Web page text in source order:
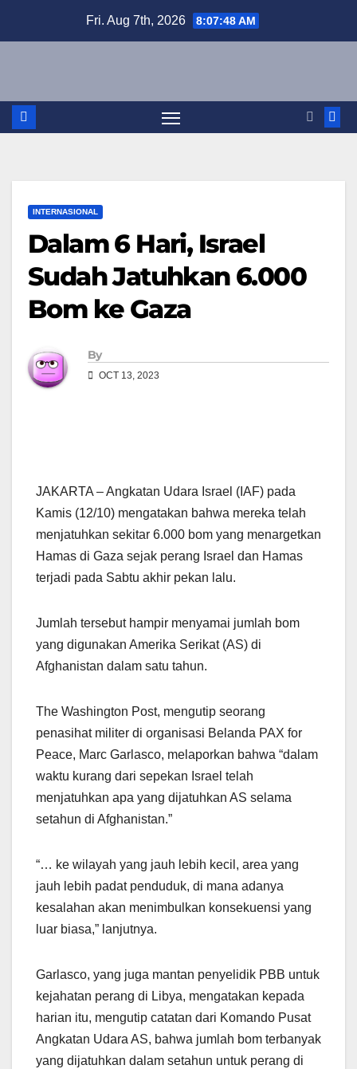
Fri. Aug 7th, 2026 8:07:49 AM
INTERNASIONAL
Dalam 6 Hari, Israel
Sudah Jatuhkan 6.000
Bom ke Gaza
By
OCT 13, 2023
JAKARTA – Angkatan Udara Israel (IAF) pada
Kamis (12/10) mengatakan bahwa mereka telah
menjatuhkan sekitar 6.000 bom yang menargetkan
Hamas di Gaza sejak perang Israel dan Hamas
terjadi pada Sabtu akhir pekan lalu.
Jumlah tersebut hampir menyamai jumlah bom
yang digunakan Amerika Serikat (AS) di
Afghanistan dalam satu tahun.
The Washington Post, mengutip seorang
penasihat militer di organisasi Belanda PAX for
Peace, Marc Garlasco, melaporkan bahwa “dalam
waktu kurang dari sepekan Israel telah
menjatuhkan apa yang dijatuhkan AS selama
setahun di Afghanistan.”
“… ke wilayah yang jauh lebih kecil, area yang
jauh lebih padat penduduk, di mana adanya
kesalahan akan menimbulkan konsekuensi yang
luar biasa,” lanjutnya.
Garlasco, yang juga mantan penyelidik PBB untuk
kejahatan perang di Libya, mengatakan kepada
harian itu, mengutip catatan dari Komando Pusat
Angkatan Udara AS, bahwa jumlah bom terbanyak
yang dijatuhkan dalam setahun untuk perang di